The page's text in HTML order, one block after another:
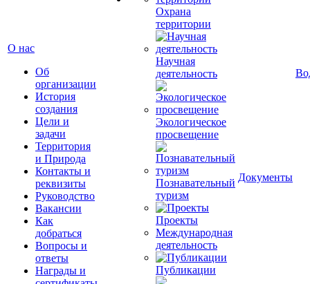
О нас
Об
организации
История
создания
Цели и
задачи
Территория
и Природа
Контакты и
реквизиты
Руководство
Вакансии
Как
добраться
Вопросы и
ответы
Награды и
Охрана
территории
Научная
деятельность
Экологическое
просвещение
Познавательный
туризм
Проекты
Международная
деятельность
Публикации
Документы